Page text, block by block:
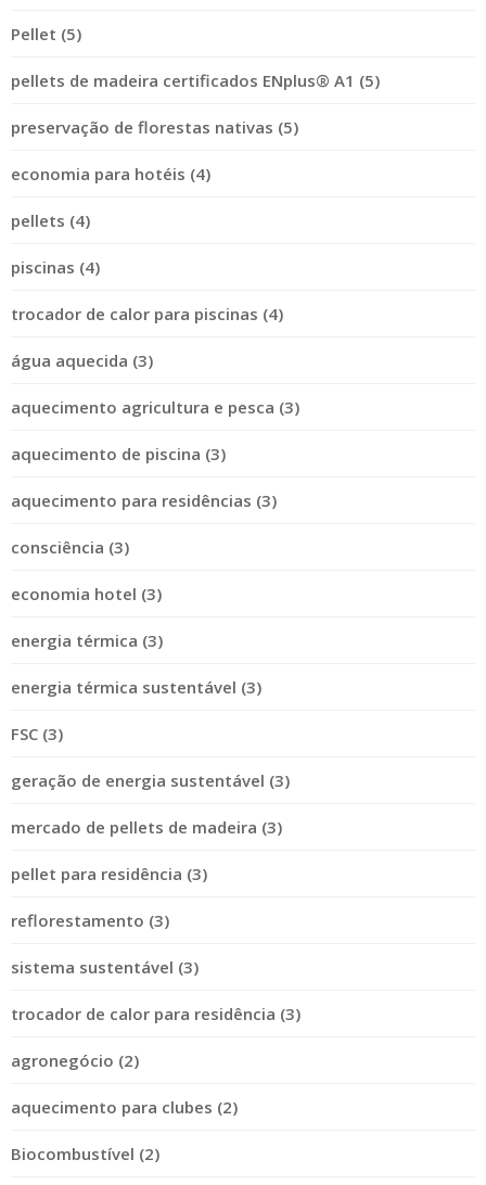
Pellet (5)
pellets de madeira certificados ENplus® A1 (5)
preservação de florestas nativas (5)
economia para hotéis (4)
pellets (4)
piscinas (4)
trocador de calor para piscinas (4)
água aquecida (3)
aquecimento agricultura e pesca (3)
aquecimento de piscina (3)
aquecimento para residências (3)
consciência (3)
economia hotel (3)
energia térmica (3)
energia térmica sustentável (3)
FSC (3)
geração de energia sustentável (3)
mercado de pellets de madeira (3)
pellet para residência (3)
reflorestamento (3)
sistema sustentável (3)
trocador de calor para residência (3)
agronegócio (2)
aquecimento para clubes (2)
Biocombustível (2)